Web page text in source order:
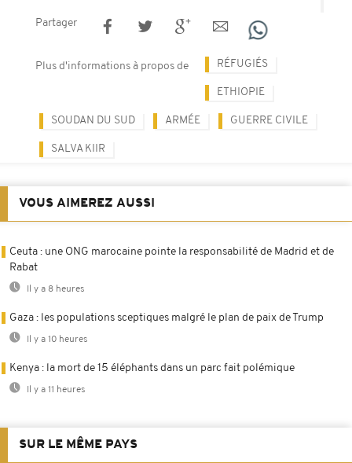
Partager
Plus d'informations à propos de RÉFUGIÉS
ETHIOPIE
SOUDAN DU SUD ARMÉE GUERRE CIVILE
SALVA KIIR
VOUS AIMEREZ AUSSI
Ceuta : une ONG marocaine pointe la responsabilité de Madrid et de
Rabat
Il y a 8 heures
Gaza : les populations sceptiques malgré le plan de paix de Trump
Il y a 10 heures
Kenya : la mort de 15 éléphants dans un parc fait polémique
Il y a 11 heures
SUR LE MÊME PAYS